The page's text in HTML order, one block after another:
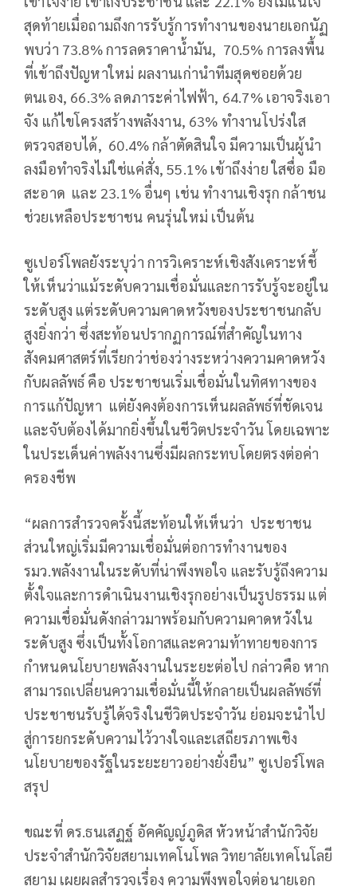
สุดท้ายเมื่อถามถึงการรับรู้การทำงานของนายเอกนัฏ
พบว่า 73.8% การลดราคาน้ำมัน, 70.5% การลงพื้น
ที่เข้าถึงปัญหาใหม่ ผลงานเก่านำทีมสุดซอยด้วย
ตนเอง, 66.3% ลดภาระค่าไฟฟ้า, 64.7% เอาจริงเอา
จัง แก้ไขโครงสร้างพลังงาน, 63% ทำงานโปร่งใส
ตรวจสอบได้, 60.4% กล้าตัดสินใจ มีความเป็นผู้นำ
ลงมือทำจริงไม่ใช่แค่สั่ง, 55.1% เข้าถึงง่าย ใสซื่อ มือ
สะอาด และ 23.1% อื่นๆ เช่น ทำงานเชิงรุก กล้าชน
ช่วยเหลือประชาชน คนรุ่นใหม่ เป็นต้น
ซูเปอร์โพลยังระบุว่า การวิเคราะห์เชิงสังเคราะห์ชี้
ให้เห็นว่าแม้ระดับความเชื่อมั่นและการรับรู้จะอยู่ใน
ระดับสูง แต่ระดับความคาดหวังของประชาชนกลับ
สูงยิ่งกว่า ซึ่งสะท้อนปรากฏการณ์ที่สำคัญในทาง
สังคมศาสตร์ที่เรียกว่าช่องว่างระหว่างความคาดหวัง
กับผลลัพธ์ คือ ประชาชนเริ่มเชื่อมั่นในทิศทางของ
การแก้ปัญหา แต่ยังคงต้องการเห็นผลลัพธ์ที่ชัดเจน
และจับต้องได้มากยิ่งขึ้นในชีวิตประจำวัน โดยเฉพาะ
ในประเด็นค่าพลังงานซึ่งมีผลกระทบโดยตรงต่อค่า
ครองชีพ
“ผลการสำรวจครั้งนี้สะท้อนให้เห็นว่า ประชาชน
ส่วนใหญ่เริ่มมีความเชื่อมั่นต่อการทำงานของ
รมว.พลังงานในระดับที่น่าพึงพอใจ และรับรู้ถึงความ
ตั้งใจและการดำเนินงานเชิงรุกอย่างเป็นรูปธรรม แต่
ความเชื่อมั่นดังกล่าวมาพร้อมกับความคาดหวังใน
ระดับสูง ซึ่งเป็นทั้งโอกาสและความท้าทายของการ
กำหนดนโยบายพลังงานในระยะต่อไป กล่าวคือ หาก
สามารถเปลี่ยนความเชื่อมั่นนี้ให้กลายเป็นผลลัพธ์ที่
ประชาชนรับรู้ได้จริงในชีวิตประจำวัน ย่อมจะนำไป
สู่การยกระดับความไว้วางใจและเสถียรภาพเชิง
นโยบายของรัฐในระยะยาวอย่างยั่งยืน” ซูเปอร์โพล
สรุป
ขณะที่ ดร.ธนเสฏฐ์ อัคคัญญ์ภูดิส หัวหน้าสำนักวิจัย
ประจำสำนักวิจัยสยามเทคโนโพล วิทยาลัยเทคโนโลยี
สยาม เผยผลสำรวจเรื่อง ความพึงพอใจต่อนายเอก